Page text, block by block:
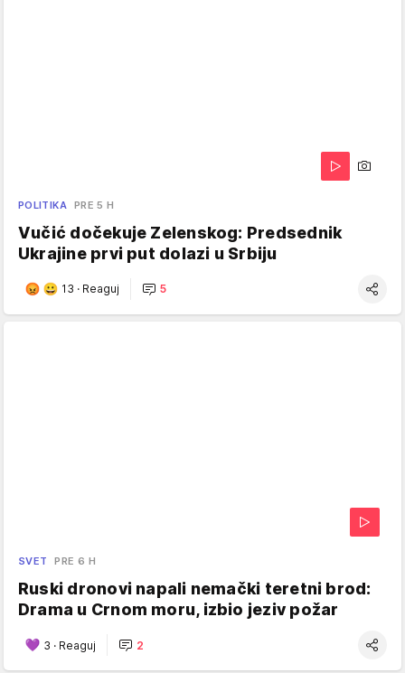
POLITIKA PRE 5 H
Vučić dočekuje Zelenskog: Predsednik
Ukrajine prvi put dolazi u Srbiju
13 · Reaguj 5
SVET PRE 6 H
Ruski dronovi napali nemački teretni brod:
Drama u Crnom moru, izbio jeziv požar
3 · Reaguj 2